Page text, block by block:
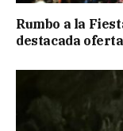
Rumbo a la
destacada